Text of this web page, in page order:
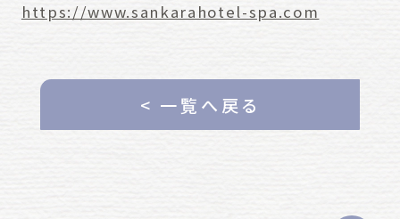
https://www.sankarahotel-spa.com
< 一覧へ戻る